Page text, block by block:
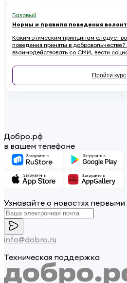
Базовый
Нормы и правила поведения
Каким этическим принципам следует
поведения приняты в
взаимодействовать со СМИ, вести
репутации? Если вы хотите стать
волонтёром, этот онлайн-курс для вас.
Пройти курс
Добро.рф
в вашем телефоне
Узнавайте о новостях первыми
info@dobro.ru
Техническая поддержка